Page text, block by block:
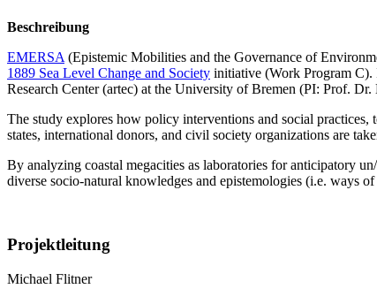
Beschreibung
EMERSA (Epistemic Mobilities and the Governance of
1889 Sea Level Change and Society initiative (Work Program C).
Research Center (artec) at the University of Bremen (PI: Prof.
The study explores how policy interventions and social practices,
states, international donors, and civil society organizations are
By analyzing coastal megacities as laboratories for anticipatory
diverse socio-natural knowledges and epistemologies (i.e. ways
Projektleitung
Michael Flitner